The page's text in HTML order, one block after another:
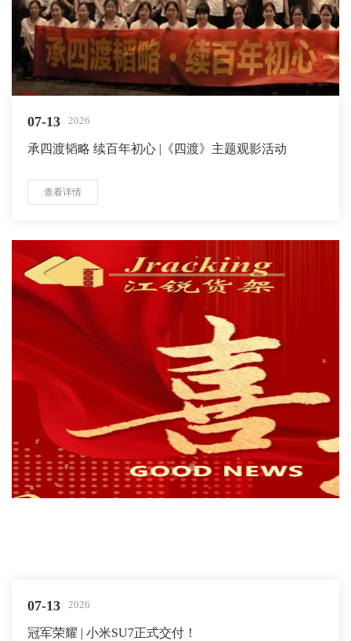
07-13 2026
承四渡韬略 续百年初心 |《四渡》主题观影活动
查看详情
07-13 2026
冠军荣耀 | 小米SU7正式交付！